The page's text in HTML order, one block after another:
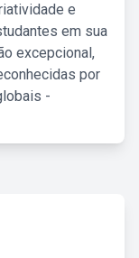
e
em sua
excepcional,
por
-